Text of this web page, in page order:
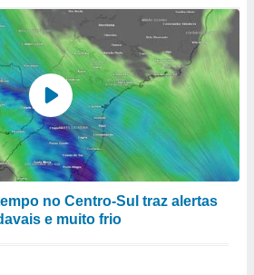
no Centro-Sul traz alertas
e muito frio